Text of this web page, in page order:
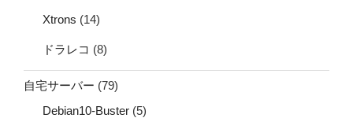
Xtrons (14)
ドラレコ (8)
自宅サーバー (79)
Debian10-Buster (5)